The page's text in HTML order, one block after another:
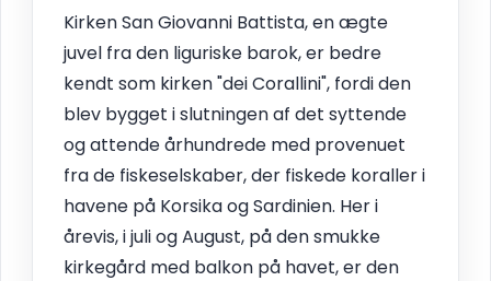
Kirken San Giovanni Battista, en ægte
juvel fra den liguriske barok, er bedre
kendt som kirken "dei Corallini", fordi den
blev bygget i slutningen af det syttende
og attende århundrede med provenuet
fra de fiskeselskaber, der fiskede koraller i
havene på Korsika og Sardinien. Her i
årevis, i juli og August, på den smukke
kirkegård med balkon på havet, er den